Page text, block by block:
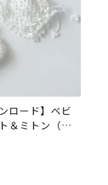
ロード】ベビ
＆ミトン（レ